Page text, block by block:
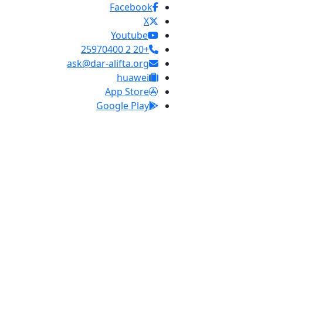
Facebook
X
Youtube
+20 2 25970400
ask@dar-alifta.org
huawei
App Store
Google Play